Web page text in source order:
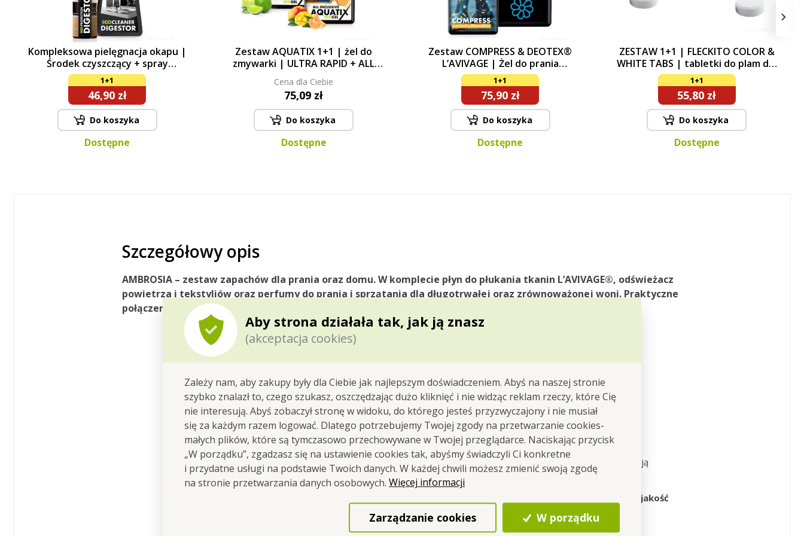
Aby strona działała tak, jak ją znasz
(akceptacja cookies)
Zależy nam, aby zakupy były dla Ciebie jak najlepszym doświadczeniem. Abyś na naszej stronie
szybko znalazł to, czego szukasz, oszczędzając dużo kliknięć i nie widząc reklam rzeczy, które Cię
nie interesują. Abyś zobaczył stronę w widoku, do którego jesteś przyzwyczajony i nie musiał
się za każdym razem logować. Dlatego potrzebujemy Twojej zgody na przetwarzanie cookies-
małych plików, które są tymczasowo przechowywane w Twojej przeglądarce. Naciskając przycisk
„W porządku”, zgadzasz się na ustawienie cookies tak, abyśmy świadczyli Ci konkretne
i przydatne usługi na podstawie Twoich danych. W każdej chwili możesz zmienić swoją zgodę
na stronie przetwarzania danych osobowych.Więcej informacji
Zarządzanie cookies W porządku
Kompleksowa pielęgnacja okapu |
Środek czyszczący + spray
impregnujący | 500 ml + 200 ml
1+1
46,90 zł
Do koszyka
Dostępne
Zestaw AQUATIX 1+1 | żel do
zmywarki | ULTRA RAPID + ALL
INCLUSIVE | 115 myć
Cena dla Ciebie
75,09 zł
Do koszyka
Dostępne
Zestaw COMPRESS & DEOTEX®
L’AVIVAGE | Żel do prania
pończoch kompresyjnych, bandaży
& ortez + probiotyczny płyn do
płukania tkanin | 500 ml + 1000 ml
1+1
75,90 zł
Do koszyka
Dostępne
ZESTAW 1+1 | FLECKITO COLOR &
WHITE TABS | tabletki do plam dla
białego i kolorowego prania | 24
tabletki
1+1
55,80 zł
Do koszyka
Dostępne
›
Szczegółowy opis
AMBROSIA – zestaw zapachów dla prania oraz domu. W komplecie płyn do płukania tkanin L’AVIVAGE®, odświeżacz
powietrza i tekstyliów oraz perfumy do prania i sprzątania dla długotrwałej oraz zrównoważonej woni. Praktyczne
połączenie do codziennego użytku, które łączy pielęgnację prania z przyjemną atmosferą wnętrza.
Opracowujemy i produkujemy w
Czechach
Ten produkt powstaje w naszym własnym zapleczu
produkcyjnym w Czeskiej Skalicy
Już od 1995 roku zajmujemy się rozwojem oraz produkcją
drogerii i kosmetyków.
funkcjonalność, jakość
oraz troskę o ludzi i dom